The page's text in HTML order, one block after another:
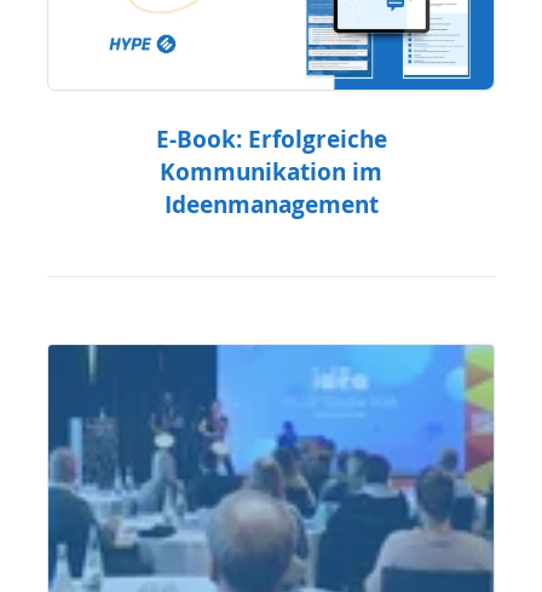
E-Book: Erfolgreiche
Kommunikation im
Ideenmanagement